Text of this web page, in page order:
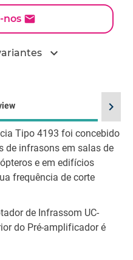
nos
expand_more
Tipo 4193 foi concebido
de infrasons em salas de
e em edifícios
frequência de corte
de Infrassom UC-
do Pré-amplificador é
chevron_right